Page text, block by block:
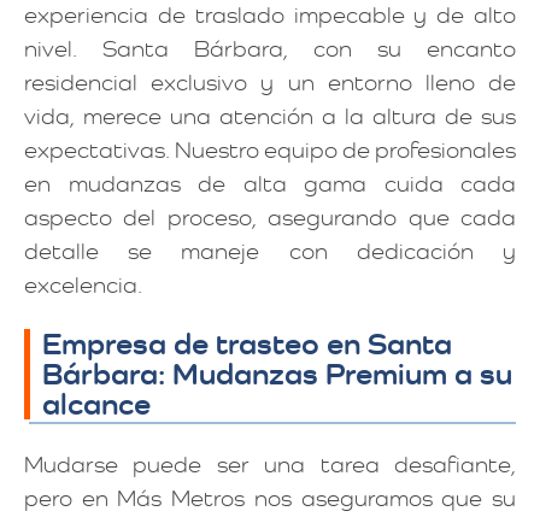
experiencia de traslado impecable y de alto
nivel. Santa Bárbara, con su encanto
residencial exclusivo y un entorno lleno de
vida, merece una atención a la altura de sus
expectativas. Nuestro equipo de profesionales
en mudanzas de alta gama cuida cada
aspecto del proceso, asegurando que cada
detalle se maneje con dedicación y
excelencia.
Empresa de trasteo en Santa
Bárbara: Mudanzas Premium a su
alcance
Mudarse puede ser una tarea desafiante,
pero en Más Metros nos aseguramos que su